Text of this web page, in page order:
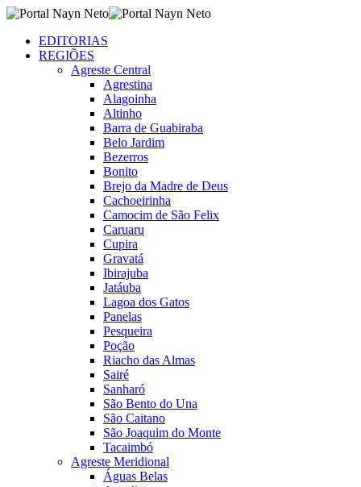
EDITORIAS
REGIÕES
Agreste Central
Agrestina
Alagoinha
Altinho
Barra de Guabiraba
Belo Jardim
Bezerros
Bonito
Brejo da Madre de Deus
Cachoeirinha
Camocim de São Felix
Caruaru
Cupira
Gravatá
Ibirajuba
Jatáuba
Lagoa dos Gatos
Panelas
Pesqueira
Poção
Riacho das Almas
Sairé
Sanharó
São Bento do Una
São Caitano
São Joaquim do Monte
Tacaimbó
Agreste Meridional
Águas Belas